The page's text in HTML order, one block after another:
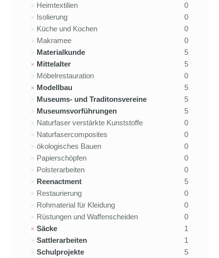
Heimtextilien
0
Isolierung
0
Küche und Kochen
0
Makramee
0
Materialkunde
5
Mittelalter
5
Möbelrestauration
0
Modellbau
5
Museums- und Traditonsvereine
5
Museumsvorführungen
5
Naturfaser verstärkte Kunststoffe
0
Naturfasercomposites
0
ökologisches Bauen
0
Papierschöpfen
0
Polsterarbeiten
0
Reenactment
5
Restaurierung
0
Rohmaterial für Kleidung
0
Rüstungen und Waffenscheiden
0
Säcke
1
Sattlerarbeiten
1
Schulprojekte
5